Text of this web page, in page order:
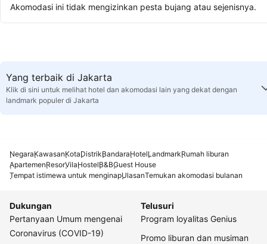
Akomodasi ini tidak mengizinkan pesta bujang atau sejenisnya.
Yang terbaik di Jakarta
Klik di sini untuk melihat hotel dan akomodasi lain yang dekat dengan
landmark populer di Jakarta
NegaraKawasanKotaDistrikBandaraHotelLandmarkRumah liburan
ApartemenResorVilaHostelB&BGuest House
Tempat istimewa untuk menginapUlasanTemukan akomodasi bulanan
Dukungan
Pertanyaan Umum mengenai
Coronavirus (COVID-19)
Telusuri
Program loyalitas Genius
Promo liburan dan musiman